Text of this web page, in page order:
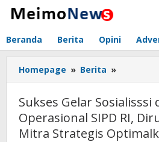
Lewati
Beranda Berita Opini
Homepage » Berita »
Gelar
dan
Tes
Sukses Gelar Sosialisssi
Operasional SIPD RI,
Mitra Strategis